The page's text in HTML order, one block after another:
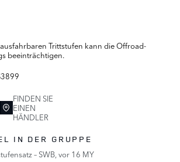
Trittstufen kann die Offroad-
beeinträchtigen.
FINDEN SIE
EINEN
HÄNDLER
IN DER GRUPPE
– SWB, vor 16 MY